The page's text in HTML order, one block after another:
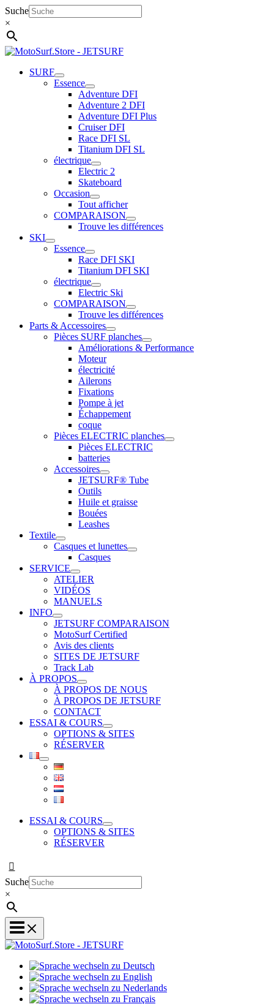
Aller
au
contenu
Suche
×
SURF
Essence
Adventure DFI
Adventure 2 DFI
Adventure DFI Plus
Cruiser DFI
Race DFI SL
Titanium DFI SL
électrique
Electric 2
Skateboard
Occasion
Tout afficher
COMPARAISON
Trouve les différences
SKI
Essence
Race DFI SKI
Titanium DFI SKI
électrique
Electric Ski
COMPARAISON
Trouve les différences
Parts & Accessoires
Pièces SURF planches
Améliorations & Performance
Moteur
électricité
Ailerons
Fixations
Pompe à jet
Échappement
coque
Pièces ELECTRIC planches
Pièces ELECTRIC
batteries
Accessoires
JETSURF® Tube
Outils
Huile et graisse
Bouées
Leashes
Textile
Casques et lunettes
Casques
SERVICE
ATELIER
VIDÉOS
MANUELS
INFO
JETSURF COMPARAISON
MotoSurf Certified
Avis des clients
SITES DE JETSURF
Track Lab
À PROPOS
À PROPOS DE NOUS
À PROPOS DE JETSURF
CONTACT
ESSAI & COURS
OPTIONS & SITES
RÉSERVER
ESSAI & COURS
OPTIONS & SITES
RÉSERVER
Suche
×
zu
Deutsch
wechseln
zu
Sprache
Sprache